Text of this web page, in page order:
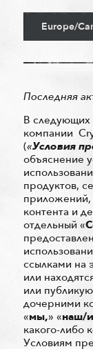
Последняя
В следующих
компании
(«Условия
объяснение
продуктов,
приложений,
контента и
отдельный «
ссылками на
или
или
дочерними
«мы,» «наш/и
какого-либо
Условиям